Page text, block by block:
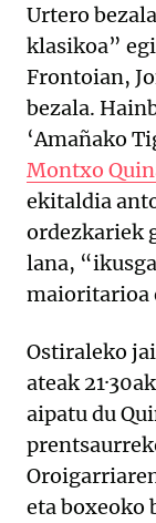
Urtero
klasikoa”
Frontoian,
bezala.
‘Amañako
Montxo
ekitaldia
ordezkariek
lana,
maioritarioa
Ostiraleko
ateak
aipatu du
eta boxeoko